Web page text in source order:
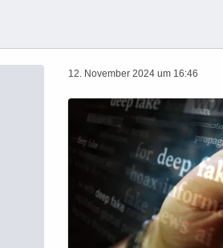
12. November 2024 um 16:46